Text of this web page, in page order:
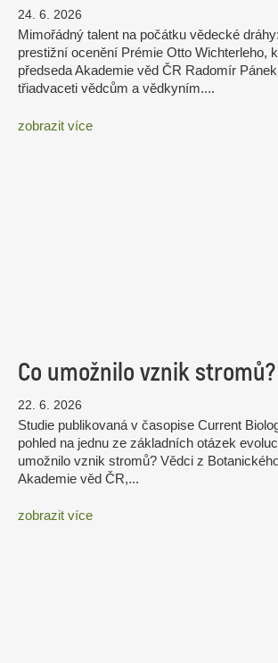
24. 6. 2026
Mimořádný talent na počátku vědecké
prestižní ocenění Prémie Otto Wichterleho,
předseda Akademie věd ČR Radomír
třiadvaceti vědcům a vědkyním....
zobrazit více
Co umožnilo vznik stromů?
22. 6. 2026
Studie publikovaná v časopise Current
pohled na jednu ze základních otázek
umožnilo vznik stromů? Vědci z
Akademie věd ČR,...
zobrazit více